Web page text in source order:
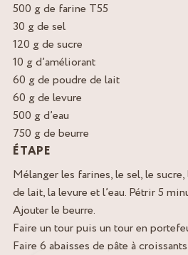
500 g de farine T55
30 g de sel
120 g de sucre
10 g d’améliorant
60 g de poudre de lait
60 g de levure
500 g d’eau
750 g de beurre
ÉTAPE
Mélanger les farines, le sel, le
de lait, la levure et l’eau. Pétrir 5
Ajouter le beurre.
Faire un tour puis un tour en
Faire 6 abaisses de pâte à